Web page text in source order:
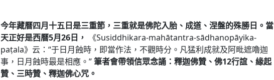
今年藏曆四月十五日是三重節，三重就是佛陀入胎、成道、涅盤的殊勝日。當
天正好是西曆5月26日，
《Susiddhikara-mahātantra-sādhanopāyika-
paṭala》云：“于日月蝕時，即當作法，不觀時分。凡猛利成就及阿毗遮嚕迦
事，日月蝕時最是相應。”筆者會帶領信眾念誦：釋迦佛贊、佛12行誼、緣起
贊、三時贊、釋迦佛心咒。